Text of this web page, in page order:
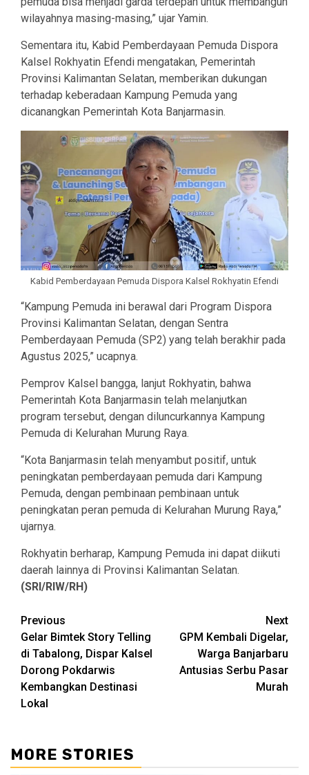
wilayahnya masing-masing,” ujar Yamin.
Sementara itu, Kabid Pemberdayaan Pemuda Dispora
Kalsel Rokhyatin Efendi mengatakan, Pemerintah
Provinsi Kalimantan Selatan, memberikan dukungan
terhadap keberadaan Kampung Pemuda yang
dicanangkan Pemerintah Kota Banjarmasin.
Kabid Pemberdayaan Pemuda Dispora Kalsel Rokhyatin Efendi
“Kampung Pemuda ini berawal dari Program Dispora
Provinsi Kalimantan Selatan, dengan Sentra
Pemberdayaan Pemuda (SP2) yang telah berakhir pada
Agustus 2025,” ucapnya.
Pemprov Kalsel bangga, lanjut Rokhyatin, bahwa
Pemerintah Kota Banjarmasin telah melanjutkan
program tersebut, dengan diluncurkannya Kampung
Pemuda di Kelurahan Murung Raya.
“Kota Banjarmasin telah menyambut positif, untuk
peningkatan pemberdayaan pemuda dari Kampung
Pemuda, dengan pembinaan pembinaan untuk
peningkatan peran pemuda di Kelurahan Murung Raya,”
ujarnya.
Rokhyatin berharap, Kampung Pemuda ini dapat diikuti
daerah lainnya di Provinsi Kalimantan Selatan.
(SRI/RIW/RH)
Continue
Reading
Previous
Gelar Bimtek Story Telling
di Tabalong, Dispar Kalsel
Dorong Pokdarwis
Kembangkan Destinasi
Lokal
Next
GPM Kembali Digelar,
Warga Banjarbaru
Antusias Serbu Pasar
Murah
MORE STORIES